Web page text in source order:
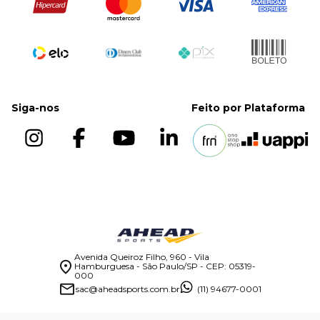
Suportes
Siga-nos Feito por Plataforma
Avenida Queiroz Filho, 960 - Vila
Hamburguesa - São Paulo/SP - CEP: 05319-
000
sac@aheadsports.com.br
(11) 94677-0001